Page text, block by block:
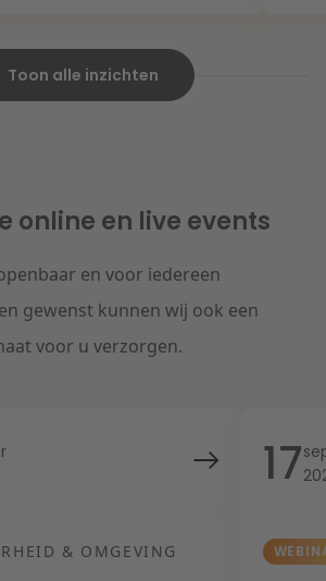
Toon alle inzichten
online en live events
en voor iedereen
gewenst kunnen wij ook een
voor u verzorgen.
& OMGEVING
17